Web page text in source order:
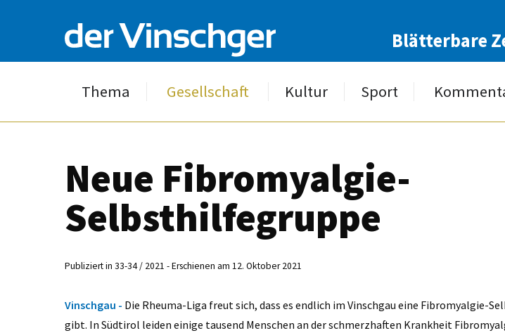
Blätterbare
Thema Gesellschaft Kultur Sport
Neue Fibromyalgie-
Selbsthilfegruppe
Publiziert in 33-34 / 2021 - Erschienen am 12. Oktober 2021
Vinschgau - Die Rheuma-Liga freut sich, dass es endlich im Vinschgau eine Fibromyalgie-
gibt. In Südtirol leiden einige tausend Menschen an der schmerzhaften Krankheit